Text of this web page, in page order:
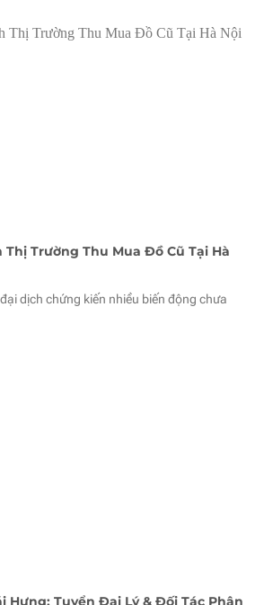
Thị Trường Thu Mua Đồ Cũ Tại Hà
dịch chứng kiến nhiều biến động chưa
Hưng: Tuyển Đại Lý & Đối Tác Phân